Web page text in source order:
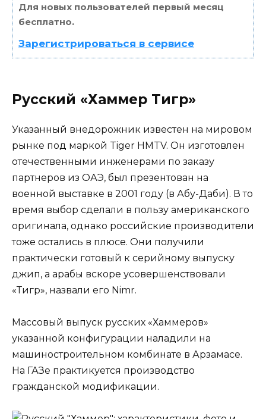
Для новых пользователей первый месяц
бесплатно.
Зарегистрироваться в сервисе
Русский «Хаммер Тигр»
Указанный внедорожник известен на мировом
рынке под маркой Tiger HMTV. Он изготовлен
отечественными инженерами по заказу
партнеров из ОАЭ, был презентован на
военной выставке в 2001 году (в Абу-Даби). В то
время выбор сделали в пользу американского
оригинала, однако российские производители
тоже остались в плюсе. Они получили
практически готовый к серийному выпуску
джип, а арабы вскоре усовершенствовали
«Тигр», назвали его Nimr.
Массовый выпуск русских «Хаммеров»
указанной конфигурации наладили на
машиностроительном комбинате в Арзамасе.
На ГАЗе практикуется производство
гражданской модификации.